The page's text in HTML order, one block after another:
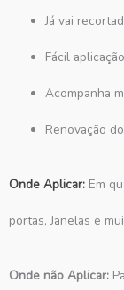
Já vai
Fácil
Acompanha
Renovação
Onde Aplicar: Em
portas, Janelas e
Onde não Aplicar: